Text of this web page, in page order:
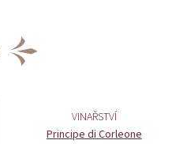
VINAŘSTVÍ
Principe di Corleone